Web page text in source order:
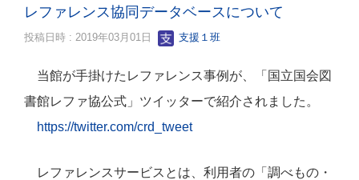
レファレンス協同データベースについて
投稿日時 : 2019年03月01日 支援１班
当館が手掛けたレファレンス事例が、「国立国会図
書館レファ協公式」ツイッターで紹介されました。
https://twitter.com/crd_tweet
レファレンスサービスとは、利用者の「調べもの・